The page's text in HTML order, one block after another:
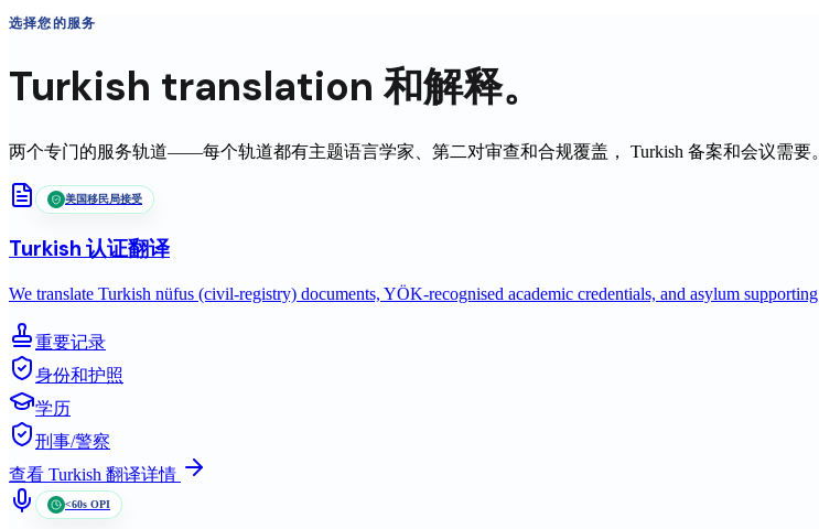
选择您的服务
Turkish translation和解释。
两个专门的服务轨道——每个轨道都有主题语言学家、第二对审查和合规覆盖， Turkish 备案和会议需要。
美国移民局接受
Turkish 认证翻译
We translate Turkish nüfus (civil-registry) documents, YÖK-recognised academic credentials, and asylum
重要记录
身份和护照
学历
刑事/警察
查看 Turkish 翻译详情
<60s OPI